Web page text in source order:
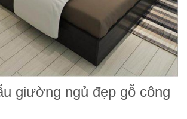
giường ngủ đẹp gỗ công